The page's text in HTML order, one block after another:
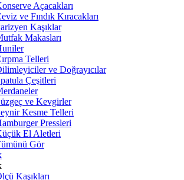
Açacakları
ve Fındık Kıracakları
Kaşıklar
Makasları
Telleri
ve Doğrayıcılar
Çeşitleri
ve Kevgirler
Kesme Telleri
Pressleri
El Aletleri
Gör
Kaşıkları